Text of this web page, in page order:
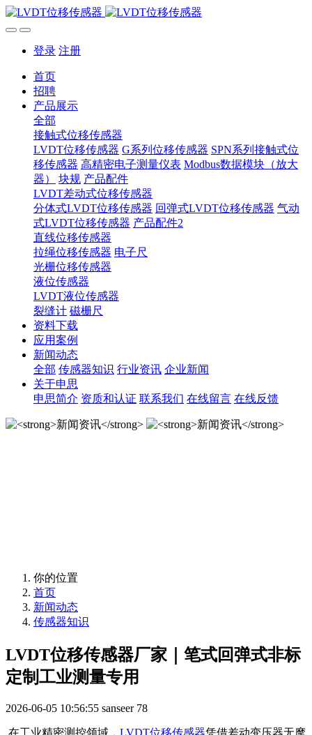
登录 注册
首页
招聘
产品展示
全部
接触式位移传感器
LVDT位移传感器 G系列位移传感器 SPN系列接触式位
移传感器 高精密电子测量仪表 Modbus数据模块（放大
器）
块规 产品配件
LVDT差动式位移传感器
分体式LVDT位移传感器 回弹式LVDT位移传感器 气动
式LVDT位移传感器 产品配件2
直线位移传感器
拉绳位移传感器 电子尺
光栅位移传感器
液位传感器
LVDT液位传感器
裂缝计 磁栅尺
资料下载
应用案例
新闻动态
全部 传感器知识 行业资讯 企业新闻
关于申思
申思简介 资质和认证 联系我们 在线留言 在线反馈
你的位置
首页
新闻动态
传感器知识
LVDT位移传感器厂家｜笔式回弹式非标
定制工业测量专用
2026-06-05 10:56:55 sanseer 78
在工业精密测控领域， LVDT位移传感器凭借差动变压器无摩